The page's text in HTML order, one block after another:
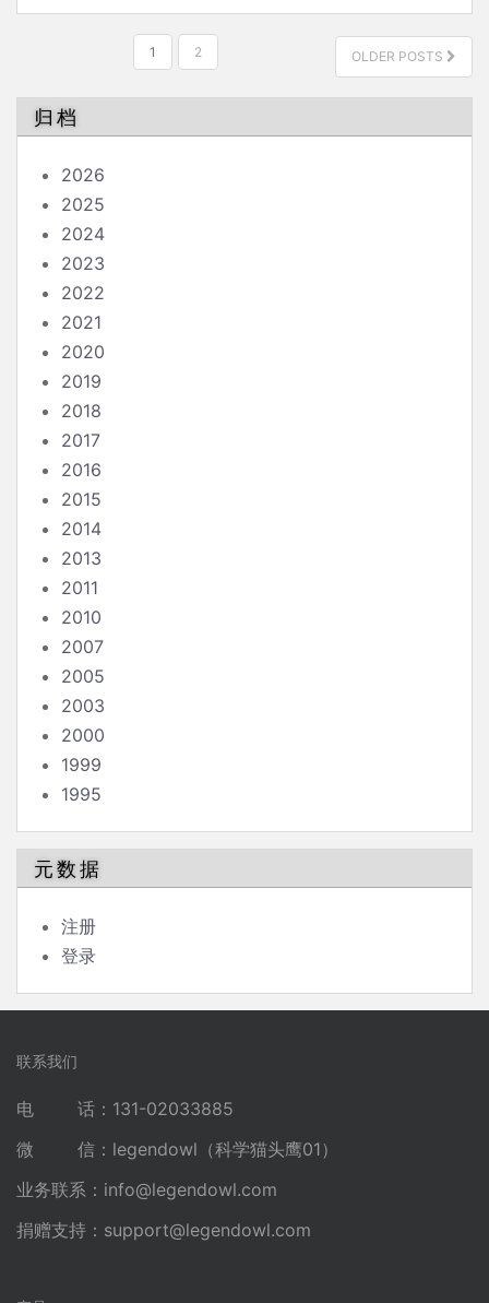
分
页
1 2 OLDER POSTS
归档
2026
2025
2024
2023
2022
2021
2020
2019
2018
2017
2016
2015
2014
2013
2011
2010
2007
2005
2003
2000
1999
1995
元数据
注册
登录
联系我们
电 话：131-02033885
微 信：legendowl（科学猫头鹰01）
业务联系： info@legendowl.com
捐赠支持： support@legendowl.com